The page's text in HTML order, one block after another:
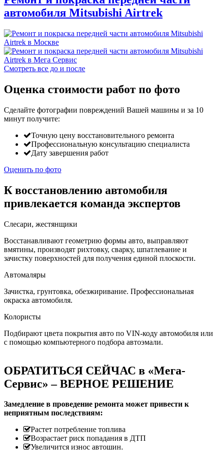
автомобиля Mitsubishi Airtrek
Смотреть все до и после
Оценка стоимости работ по фото
Сделайте фотографии повреждений Вашей машины и за 10
минут получите:
Точную цену восстановительного ремонта
Профессиональную консультацию специалиста
Дату завершения работ
Оценить по фото
К восстановлению автомобиля
привлекается команда экспертов
Слесари, жестянщики
Восстанавливают геометрию формы авто, выправляют
вмятины, производят рихтовку, сварку, шпатлевание и
зачистку поверхностей для получения единой плоскости.
Автомаляры
Зачистка, грунтовка, обезжиривание. Профессиональная
окраска автомобиля.
Колористы
Подбирают цвета покрытия авто по VIN-коду автомобиля или
с помощью компьютерного подбора автоэмали.
ОБРАТИТЬСЯ СЕЙЧАС в «Мега-
Сервис» – ВЕРНОЕ РЕШЕНИЕ
Замедление в проведение ремонта может привести к
неприятным последствиям:
Растет потребление топлива
Возрастает риск попадания в ДТП
Увеличится износ автошин.